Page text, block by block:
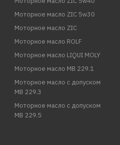
Моторное масло ZIC 5w30
Моторное масло ZIC
Моторное масло ROLF
Моторное масло LIQUI MOLY
Моторное масло MB 229.1
Моторное масло с допуском
MB 229.3
Моторное масло с допуском
MB 229.5